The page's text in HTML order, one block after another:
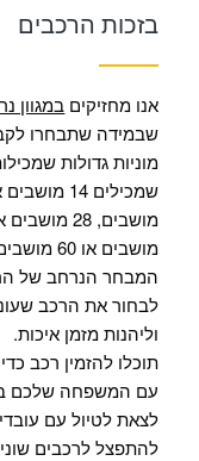
בזכות הרכבים
אנו מחזיקים במגוון
שבמידה שתבחרו
מושבים או 60 מושבים.
המבחר הנרחב של
לבחור את הרכב
וליהנות מזמן איכות.
תוכלו להזמין רכב
עם המשפחה שלכם
לצאת לטיול עם
להתפצל לרכבים